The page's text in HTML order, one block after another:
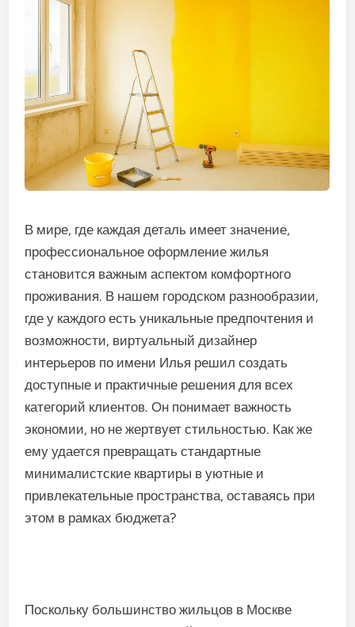
В мире, где каждая деталь имеет значение,
профессиональное оформление жилья
становится важным аспектом комфортного
проживания. В нашем городском разнообразии,
где у каждого есть уникальные предпочтения и
возможности, виртуальный дизайнер
интерьеров по имени Илья решил создать
доступные и практичные решения для всех
категорий клиентов. Он понимает важность
экономии, но не жертвует стильностью. Как же
ему удается превращать стандартные
минималистские квартиры в уютные и
привлекательные пространства, оставаясь при
этом в рамках бюджета?
Поскольку большинство жильцов в Москве